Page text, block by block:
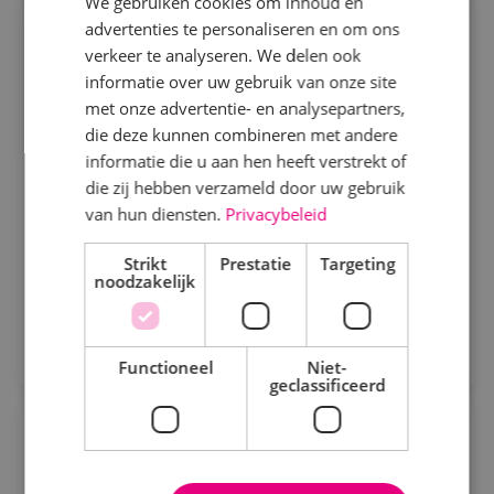
Specialisme
Beveiligingstechniek
Elektrotechniek
Energietechniek
Staf
Uren
Fulltime
Parttime
Projectmonteur werktuigbouwkunde
Werktuigbouwkunde Fulltime MBO
Wij zoeken gemotiveerde projectmonteurs. Je hebt
oog voor detail en streeft naar de hoogste kwaliteit.
Bekijk vacature
Direct solliciteren
Projectcoördinator
advertenties te personaliseren en om ons
verkeer te analyseren. We delen ook
informatie over uw gebruik van onze site
met onze advertentie- en analysepartners,
die deze kunnen combineren met andere
informatie die u aan hen heeft verstrekt of
die zij hebben verzameld door uw gebruik
van hun diensten. Privacybeleid
Strikt
noodzakelijk
Prestatie Targeting
Functioneel
Niet-
geclassificeerd